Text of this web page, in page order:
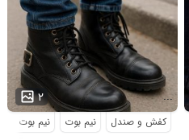
۲ ...
کفش و صندل نیم بوت نیم بوت